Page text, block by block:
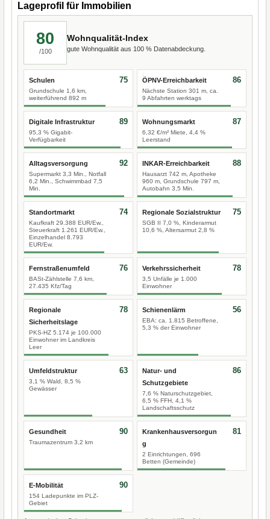
Lageprofil für Immobilien
80
/100
Wohnqualität-Index
gute Wohnqualität aus 100 % Datenabdeckung.
Schulen
Grundschule 1,6 km,
weiterführend 892 m
75 ÖPNV-Erreichbarkeit
Nächste Station 301 m, ca.
9 Abfahrten werktags
86
Digitale Infrastruktur
95,3 % Gigabit-
Verfügbarkeit
89 Wohnungsmarkt
6,32 €/m² Miete, 4,4 %
Leerstand
87
Alltagsversorgung
Supermarkt 3,3 Min., Notfall
6,2 Min., Schwimmbad 7,5
Min.
92 INKAR-Erreichbarkeit
Hausarzt 742 m, Apotheke
960 m, Grundschule 797 m,
Autobahn 3,5 Min.
88
Standortmarkt
Kaufkraft 29.388 EUR/Ew.,
Steuerkraft 1.261 EUR/Ew.,
Einzelhandel 8.793
EUR/Ew.
74 Regionale Sozialstruktur
SGB II 7,0 %, Kinderarmut
10,6 %, Altersarmut 2,8 %
75
Fernstraßenumfeld
BASt-Zählstelle 7,6 km,
27.435 Kfz/Tag
76 Verkehrssicherheit
3,5 Unfälle je 1.000
Einwohner
78
Regionale
Sicherheitslage
PKS-HZ 5.174 je 100.000
Einwohner im Landkreis
Leer
78 Schienenlärm
EBA: ca. 1.815 Betroffene,
5,3 % der Einwohner
56
Umfeldstruktur
3,1 % Wald, 8,5 %
Gewässer
63
Natur- und
Schutzgebiete
7,6 % Naturschutzgebiet,
6,5 % FFH, 4,1 %
Landschaftsschutz
86
Gesundheit
Traumazentrum 3,2 km
90
Krankenhausversorgun
g
2 Einrichtungen, 696
Betten (Gemeinde)
81
E-Mobilität
154 Ladepunkte im PLZ-
Gebiet
90